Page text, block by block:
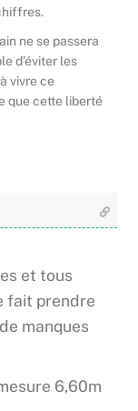
ne se passera
d’éviter les
vivre ce
que cette liberté
et tous
fait prendre
manques
6,60m